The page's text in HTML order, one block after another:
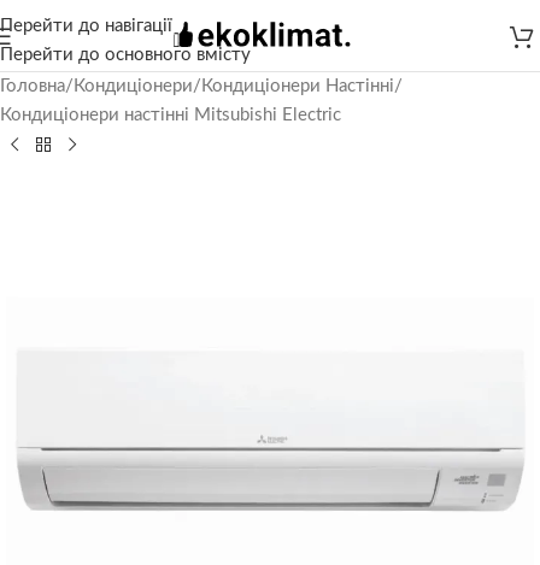
Перейти до навігації
Перейти до основного вмісту
Головна/ Кондиціонери/ Кондиціонери Настінні/
Кондиціонери настінні Mitsubishi Electric